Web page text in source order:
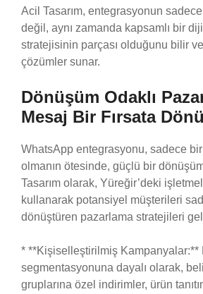
Acil Tasarım, entegrasyonun
değil, aynı zamanda kapsamlı bir
stratejisinin parçası olduğunu bilir
çözümler sunar.
Dönüşüm Odaklı
Mesaj Bir Fırsata
WhatsApp entegrasyonu, sadece bir
olmanın ötesinde, güçlü bir dönüşüm
Tasarım olarak, Yüreğir’deki
kullanarak potansiyel müşterileri
dönüştüren pazarlama stratejileri
* **Kişiselleştirilmiş Kampanyalar:**
segmentasyonuna dayalı olarak,
gruplarına özel indirimler, ürün